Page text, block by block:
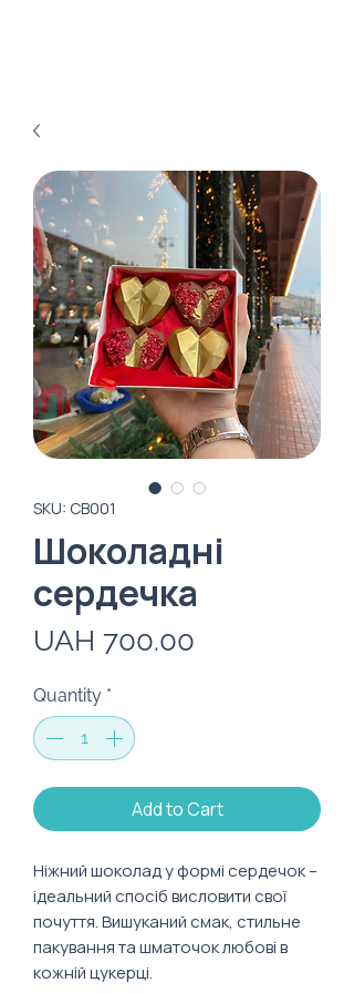
SKU: CB001
Шоколадні
сердечка
UAH 700.00
Quantity *
Add to Cart
Ніжний шоколад у формі сердечок –
ідеальний спосіб висловити свої
почуття. Вишуканий смак, стильне
пакування та шматочок любові в
кожній цукерці.